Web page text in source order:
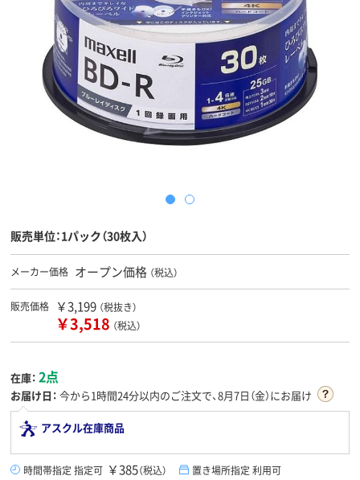
販売単位：1パック（30枚入）
メーカー価格 オープン価格 （税込）
販売価格 ￥3,199 （税抜き）
￥3,518 （税込）
在庫： 2点
お届け日： 今から1時間24分以内のご注文で、8月7日（金）にお届け
アスクル在庫商品
時間帯指定 指定可 ￥385（税込） 置き場所指定 利用可